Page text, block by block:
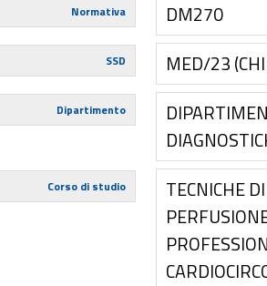
Normativa DM270
SSD MED/23
Dipartimento
Corso di studio
TECNICHE